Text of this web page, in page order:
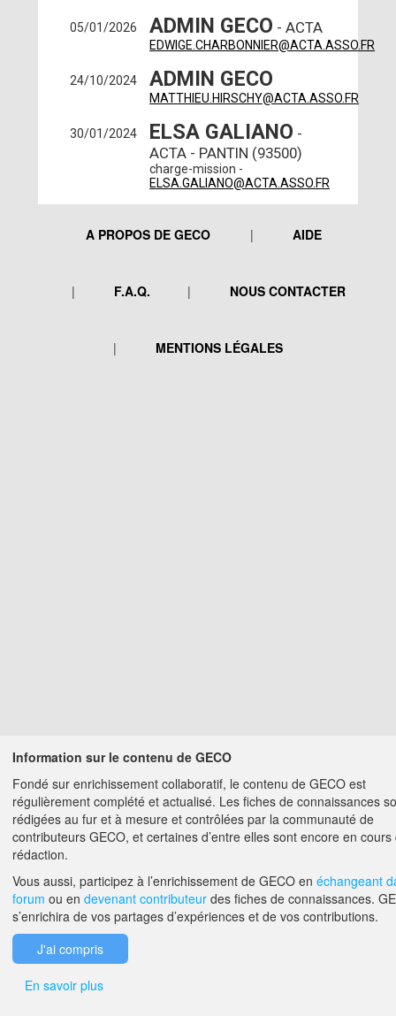
05/01/2026 ADMIN GECO - ACTA
EDWIGE.CHARBONNIER@ACTA.ASSO.FR
24/10/2024 ADMIN GECO
MATTHIEU.HIRSCHY@ACTA.ASSO.FR
30/01/2024 ELSA GALIANO -
ACTA - PANTIN (93500)
charge-mission -
ELSA.GALIANO@ACTA.ASSO.FR
A PROPOS DE GECO AIDE
F.A.Q. NOUS CONTACTER
MENTIONS LÉGALES
Information sur le contenu de GECO
Fondé sur enrichissement collaboratif, le contenu de GECO est
régulièrement complété et actualisé. Les fiches de connaissances
rédigées au fur et à mesure et contrôlées par la communauté de
contributeurs GECO, et certaines d’entre elles sont encore en cours
rédaction.
Vous aussi, participez à l’enrichissement de GECO en échangeant
forum ou en devenant contributeur des fiches de connaissances.
s’enrichira de vos partages d’expériences et de vos contributions.
J'ai compris
En savoir plus